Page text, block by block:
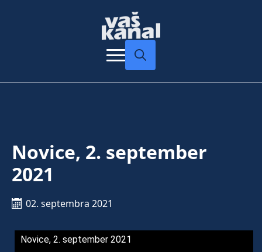
Novice, 2. september
2021
02. septembra 2021
Novice, 2. september 2021